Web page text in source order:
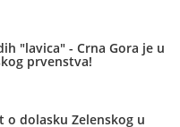
"lavica" - Crna Gora je u
prvenstva!
o dolasku Zelenskog u